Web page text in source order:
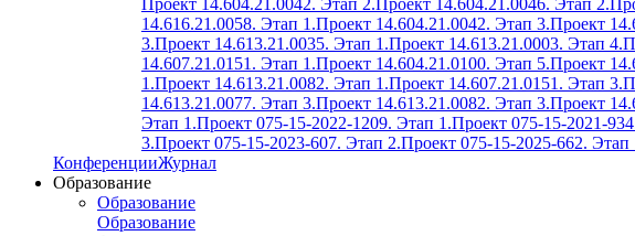
Проект 14.604.21.0042. Этап 2.Проект 14.604.21.0046. Этап 2.
14.616.21.0058. Этап 1.Проект 14.604.21.0042. Этап 3.Проект
3.Проект 14.613.21.0035. Этап 1.Проект 14.613.21.0003. Этап 4.
14.607.21.0151. Этап 1.Проект 14.604.21.0100. Этап 5.Проект
1.Проект 14.613.21.0082. Этап 1.Проект 14.607.21.0151. Этап 3.
14.613.21.0077. Этап 3.Проект 14.613.21.0082. Этап 3.Проект
Этап 1.Проект 075-15-2022-1209. Этап 1.Проект 075-15-2021-
3.Проект 075-15-2023-607. Этап 2.Проект 075-15-2025-662. Этап
КонференцииЖурнал
Образование
Образование
Образование